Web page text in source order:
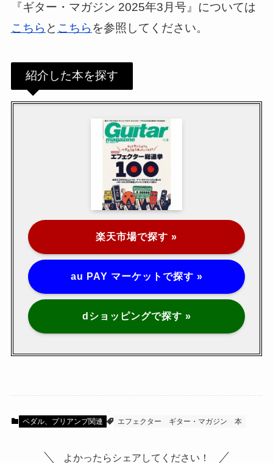
『ギター・マガジン 2025年3月号』については
こちら と こちら を参照してください。
紹介した本を探す
楽天市場で探す »
au PAY マーケットで探す »
dショッピングで探す »
ペダル、プリアンプ関連 エフェクター ギター・マガジン 本
よかったらシェアしてください！